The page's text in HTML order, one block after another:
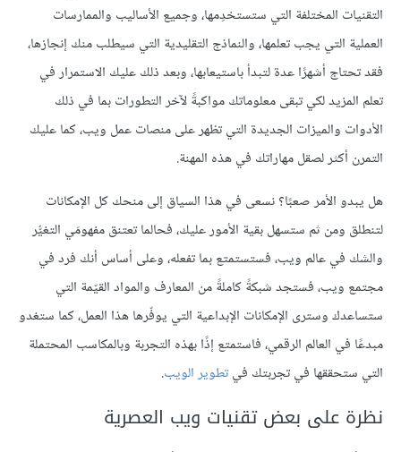
التقنيات المختلفة التي ستستخدِمها، وجميع الأساليب والممارسات
العملية التي يجب تعلمها، والنماذج التقليدية التي سيطلب منك إنجازها،
فقد تحتاج أشهرًا عدة لتبدأ باستيعابها، وبعد ذلك عليك الاستمرار في
تعلم المزيد لكي تبقى معلوماتك مواكبةً لآخر التطورات بما في ذلك
الأدوات والميزات الجديدة التي تظهر على منصات عمل ويب، كما عليك
التمرن أكثر لصقل مهاراتك في هذه المهنة.
هل يبدو الأمر صعبًا؟ نسعى في هذا السياق إلى منحك كل الإمكانات
لتنطلق ومن ثم ستسهل بقية الأمور عليك، فحالما تعتنق مفهومَي التغيُّر
والشك في عالم ويب، فستستمتع بما تفعله، وعلى أساس أنك فرد في
مجتمع ويب، فستجد شبكةً كاملةً من المعارف والمواد القيّمة التي
ستساعدك وسترى الإمكانات الإبداعية التي يوفّرها هذا العمل، كما ستغدو
مبدعًا في العالم الرقمي، فاستمتع إذًا بهذه التجربة وبالمكاسب المحتملة
التي ستحققها في تجربتك فيتطوير الويب.
نظرة على بعض تقنيات ويب العصرية